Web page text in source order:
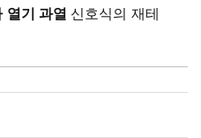
열기 과열 신호식의 재테